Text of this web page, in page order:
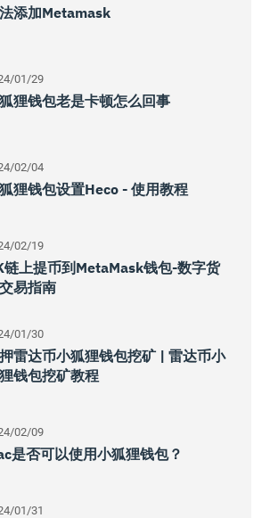
添加metamask
01/29
狸钱包老是卡顿怎么回事
02/04
狸钱包设置Heco - 使用教程
02/19
链上提币到MetaMask钱包-数字货
易指南
01/30
雷达币小狐狸钱包挖矿 | 雷达币小
钱包挖矿教程
02/09
是否可以使用小狐狸钱包？
01/31